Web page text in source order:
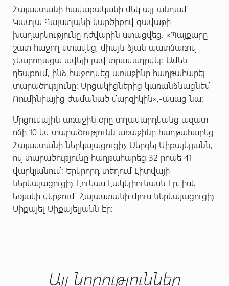
Հայաստանի հավաքականի մեկ այլ անդամ`
Կատյա Գալստյանի կարծիքով գավաթի
խաղարկությունը դժվարին ստացվեց. «Պայքարը
շատ հաջող ստավեց, միայն ձյան պատճառով
չկարողացա ավելի լավ տրամադրվել: Ամեն
դեպքում, ինձ հաջողվեց առաջինը հաղթահարել
տարածությունը: Մրցակիցներից կառանձնացնեմ
Ռումինիայից ժամանած մարզիկին»,-ասաց նա:
Մրցումային առաջին օրը տղամարդկանց ազատ
ոճի 10 կմ տարածությունն առաջինը հաղթահարեց
Հայաստանի ներկայացուցիչ Սերգեյ Միքայելյանն,
ով տարածությունը հաղթահարեց 32 րոպե 41
վարկյանում: Երկրորդ տեղում Լիտվայի
ներկայացուցիչ Լուկաս Լակելիունասն էր, իսկ
եռյակի վերջում` Հայաստանի մյուս ներկայացուցիչ
Միքայել Միքայելյանն էր:
Այլ նորություններ